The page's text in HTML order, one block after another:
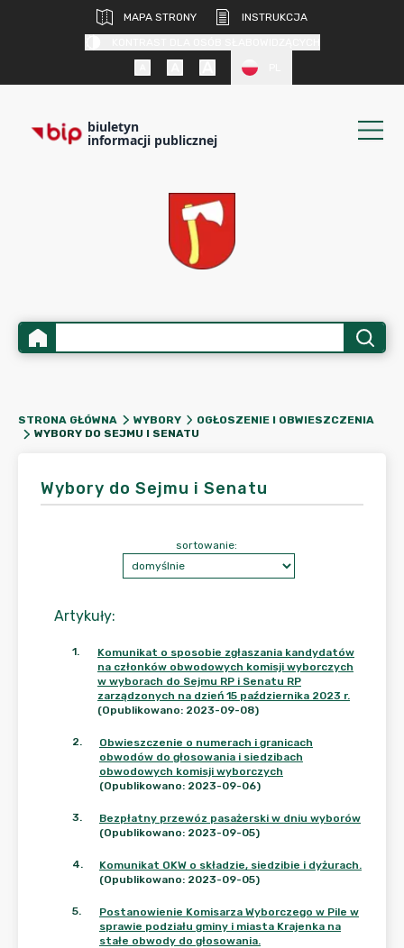
MAPA STRONY
INSTRUKCJA
biuletyn
informacji publicznej
STRONA GŁÓWNA WYBORY
OGŁOSZENIE I OBWIESZCZENIA
WYBORY DO SEJMU I SENATU
Wybory do Sejmu i Senatu
Artykuły:
sortowanie:
1.
Komunikat o sposobie zgłaszania kandydatów
na członków obwodowych komisji wyborczych
w wyborach do Sejmu RP i Senatu RP
zarządzonych na dzień 15 października 2023 r.
(Opublikowano: 2023-09-08)
2.
Obwieszczenie o numerach i granicach
obwodów do głosowania i siedzibach
obwodowych komisji wyborczych
(Opublikowano: 2023-09-06)
3.
Bezpłatny przewóz pasażerski w dniu wyborów
(Opublikowano: 2023-09-05)
4.
Komunikat OKW o składzie, siedzibie i dyżurach.
(Opublikowano: 2023-09-05)
5.
Postanowienie Komisarza Wyborczego w Pile w
sprawie podziału gminy i miasta Krajenka na
stałe obwody do głosowania.